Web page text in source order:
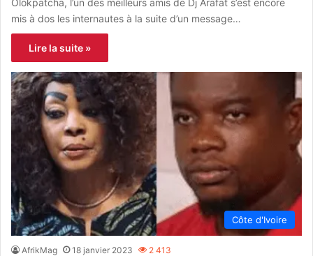
Olokpatcha, l’un des meilleurs amis de Dj Arafat s’est encore
mis à dos les internautes à la suite d’un message…
Lire la suite »
Côte d'Ivoire
AfrikMag 18 janvier 2023 2 413